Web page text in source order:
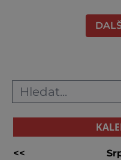
zábavný program
bude také v
<<